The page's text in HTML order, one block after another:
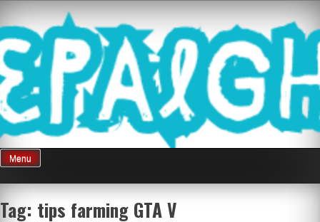
content
Mnepalghopa
Review Game
Terkini Paling
Seluruh Di
Menu
Tag: tips farming GTA V